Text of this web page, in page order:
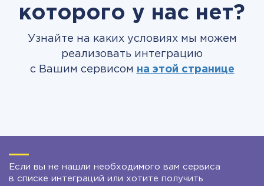
которого у нас нет?
Узнайте на каких условиях мы можем
реализовать интеграцию
с Вашим сервисом на этой странице
Если вы не нашли необходимого вам сервиса
в списке интеграций или хотите получить